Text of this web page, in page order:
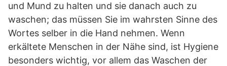
und Mund zu halten und sie danach auch zu
waschen; das müssen Sie im wahrsten Sinne des
Wortes selber in die Hand nehmen. Wenn
erkältete Menschen in der Nähe sind, ist Hygiene
besonders wichtig, vor allem das Waschen der